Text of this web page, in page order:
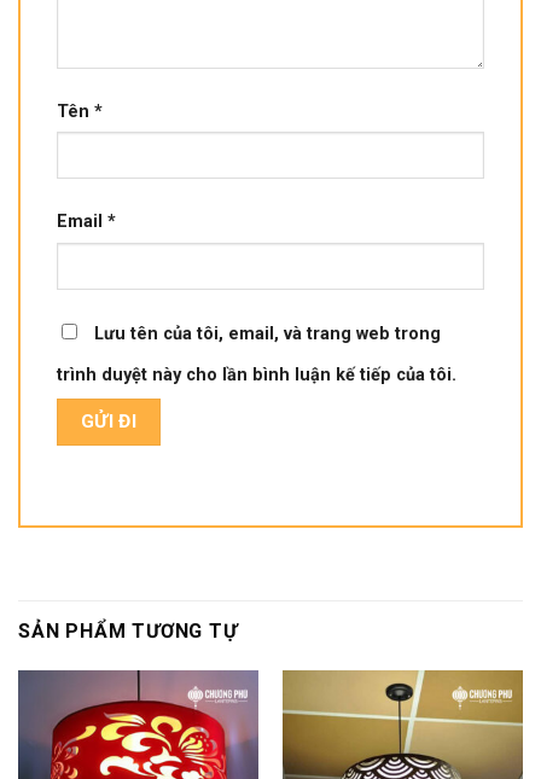
Tên *
Email *
Lưu tên của tôi, email, và trang web trong
trình duyệt này cho lần bình luận kế tiếp của tôi.
SẢN PHẨM TƯƠNG TỰ